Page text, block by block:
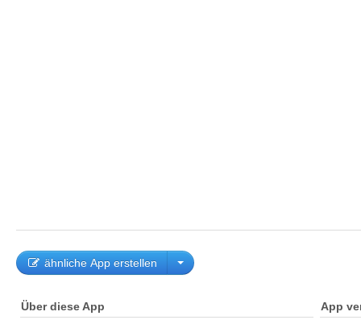
ähnliche App erstellen
Über diese App App